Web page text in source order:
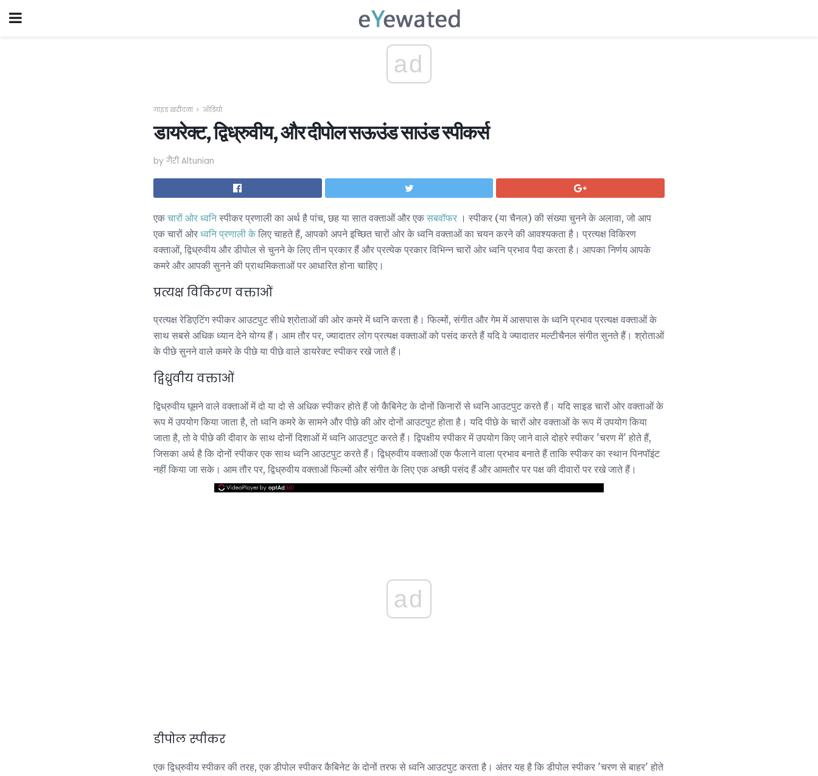
ad
गाइड खरीदना ऑडियो
डायरेक्ट, द्विध्रुवीय, और दीपोल सऊउंड साउंड स्पीकर्स
by गैरी Altunian
एक चारों ओर ध्वनिस्पीकर प्रणाली का अर्थ है पांच, छह या सात वक्ताओं और एक सबवॉफर । स्पीकर (या चैनल) की संख्या चुनने के अलावा, जो आप
एक चारों ओर ध्वनि प्रणाली के लिए चाहते हैं, आपको अपने इच्छित चारों ओर के ध्वनि वक्ताओं का चयन करने की आवश्यकता है। प्रत्यक्ष विकिरण
वक्ताओं, द्विध्रुवीय और डीपोल से चुनने के लिए तीन प्रकार हैं और प्रत्येक प्रकार विभिन्न चारों ओर ध्वनि प्रभाव पैदा करता है। आपका निर्णय आपके
कमरे और आपकी सुनने की प्राथमिकताओं पर आधारित होना चाहिए।
प्रत्यक्ष विकिरण वक्ताओं
प्रत्यक्ष रेडिएटिंग स्पीकर आउटपुट सीधे श्रोताओं की ओर कमरे में ध्वनि करता है। फिल्मों, संगीत और गेम में आसपास के ध्वनि प्रभाव प्रत्यक्ष वक्ताओं के
साथ सबसे अधिक ध्यान देने योग्य हैं। आम तौर पर, ज्यादातर लोग प्रत्यक्ष वक्ताओं को पसंद करते हैं यदि वे ज्यादातर मल्टीचैनल संगीत सुनते हैं। श्रोताओं
के पीछे सुनने वाले कमरे के पीछे या पीछे वाले डायरेक्ट स्पीकर रखे जाते हैं।
द्विध्रुवीय वक्ताओं
द्विध्रुवीय घूमने वाले वक्ताओं में दो या दो से अधिक स्पीकर होते हैं जो कैबिनेट के दोनों किनारों से ध्वनि आउटपुट करते हैं। यदि साइड चारों ओर वक्ताओं के
रूप में उपयोग किया जाता है, तो ध्वनि कमरे के सामने और पीछे की ओर दोनों आउटपुट होता है। यदि पीछे के चारों ओर वक्ताओं के रूप में उपयोग किया
जाता है, तो वे पीछे की दीवार के साथ दोनों दिशाओं में ध्वनि आउटपुट करते हैं। द्विपक्षीय स्पीकर में उपयोग किए जाने वाले दोहरे स्पीकर 'चरण में' होते हैं,
जिसका अर्थ है कि दोनों स्पीकर एक साथ ध्वनि आउटपुट करते हैं। द्विध्रुवीय वक्ताओं एक फैलाने वाला प्रभाव बनाते हैं ताकि स्पीकर का स्थान पिनपॉइंट
नहीं किया जा सके। आम तौर पर, द्विध्रुवीय वक्ताओं फिल्मों और संगीत के लिए एक अच्छी पसंद हैं और आमतौर पर पक्ष की दीवारों पर रखे जाते हैं।
ad
डीपोल स्पीकर
एक द्विध्रुवीय स्पीकर की तरह, एक डीपोल स्पीकर कैबिनेट के दोनों तरफ से ध्वनि आउटपुट करता है। अंतर यह है कि डीपोल स्पीकर 'चरण से बाहर' होते